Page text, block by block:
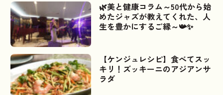
🌿美と健康コラム～50代から始
めたジャズが教えてくれた、人
生を豊かにするご縁～📯✨
【ケンジュレシピ】食べてスッ
キリ！ズッキーニのアジアンサ
ラダ